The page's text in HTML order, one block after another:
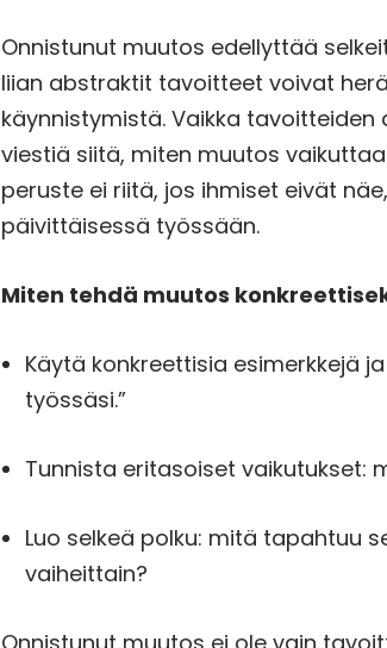
Onnistunut muutos edellyttää
liian abstraktit tavoitteet voivat
käynnistymistä. Vaikka
viestiä siitä, miten muutos
peruste ei riitä, jos ihmiset eivät
päivittäisessä työssään.
Miten tehdä muutos
Käytä konkreettisia esimerkkejä
työssäsi.”
Tunnista eritasoiset vaikutukset:
Luo selkeä polku: mitä tapahtuu
vaiheittain?